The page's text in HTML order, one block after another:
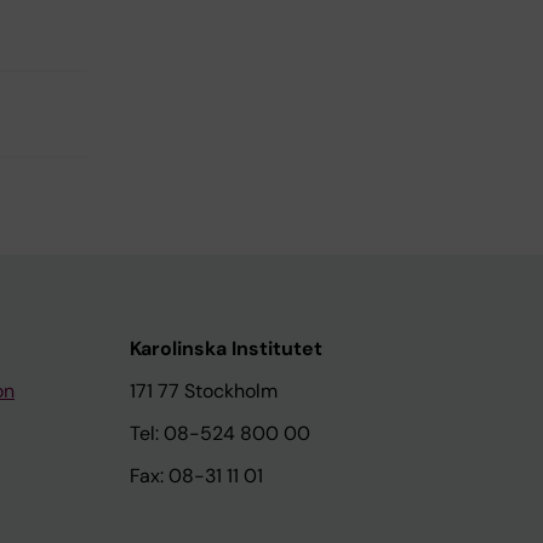
Karolinska Institutet
171 77 Stockholm
Tel: 08-524 800 00
Fax: 08-31 11 01